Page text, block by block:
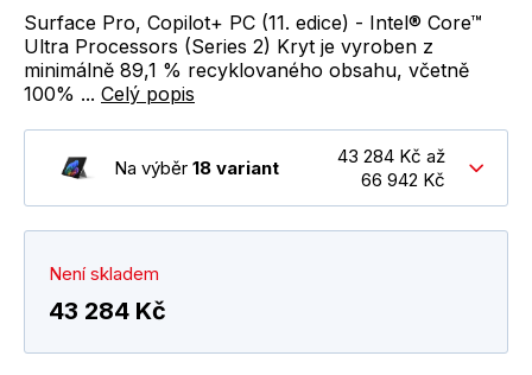
Surface Pro, Copilot+ PC (11. edice) - Intel® Core™
Ultra Processors (Series 2) Kryt je vyroben z
minimálně 89,1 % recyklovaného obsahu, včetně
100% ... Celý popis
Na výběr 18 variant
43 284 Kč až
66 942 Kč
Není skladem
43 284 Kč